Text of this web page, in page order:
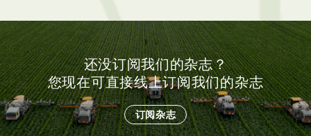
还没订阅我们的杂志？
您现在可直接线上订阅我们的杂志
订阅杂志